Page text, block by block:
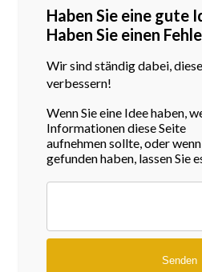
Haben Sie eine gute
Haben Sie einen
Wir sind ständig dabei,
verbessern!
Wenn Sie eine Idee haben,
Informationen diese Seite
aufnehmen sollte, oder
gefunden haben, lassen Sie